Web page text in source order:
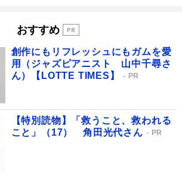
おすすめ
創作にもリフレッシュにもガムを愛
用（ジャズピアニスト 山中千尋さ
ん）【LOTTE TIMES】
PR
【特別読物】「救うこと、救われる
こと」（17） 角田光代さん
PR